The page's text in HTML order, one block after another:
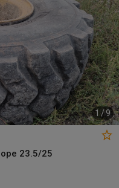
1 /9
23.5/25